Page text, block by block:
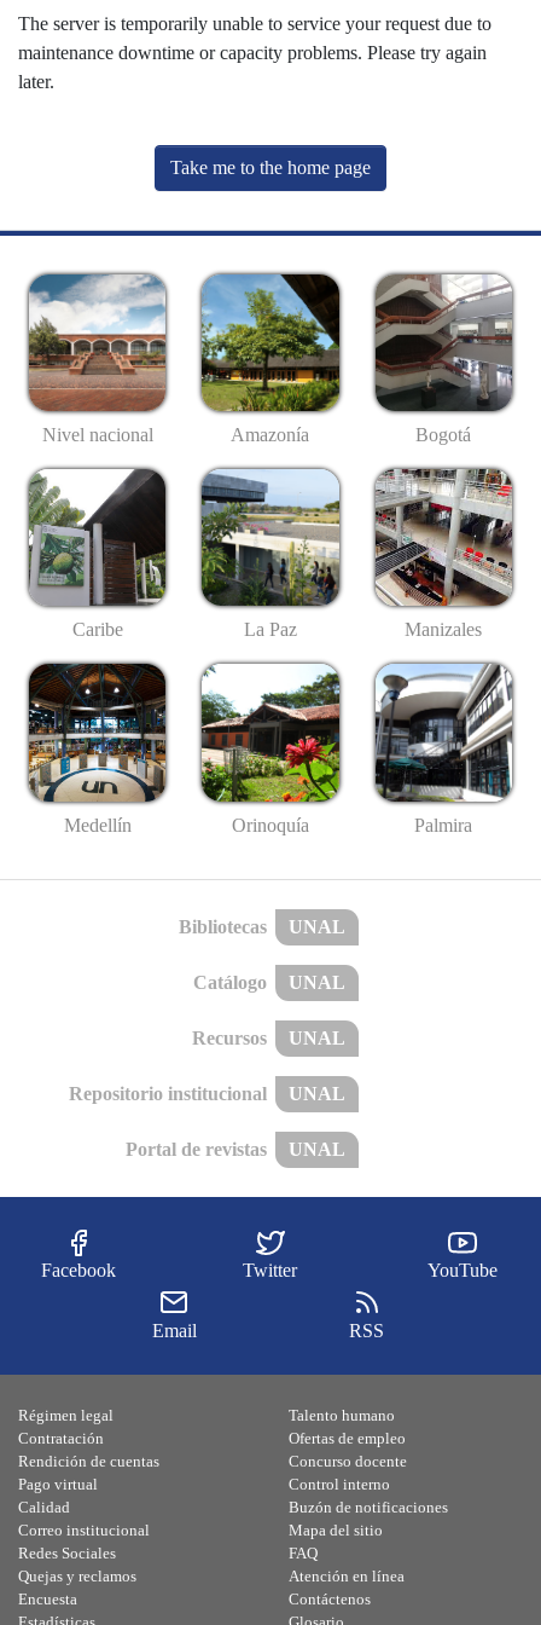
The server is temporarily unable to service your request due to
maintenance downtime or capacity problems. Please try again
later.
Take me to the home page
Nivel nacional Amazonía Bogotá
Caribe La Paz Manizales
Medellín Orinoquía Palmira
Bibliotecas UNAL
Catálogo UNAL
Recursos UNAL
Repositorio institucional UNAL
Portal de revistas UNAL
Facebook Twitter YouTube
Email RSS
Régimen legal
Contratación
Rendición de cuentas
Pago virtual
Calidad
Talento humano
Ofertas de empleo
Concurso docente
Control interno
Buzón de notificaciones
Correo institucional
Redes Sociales
Quejas y reclamos
Encuesta
Mapa del sitio
FAQ
Atención en línea
Contáctenos